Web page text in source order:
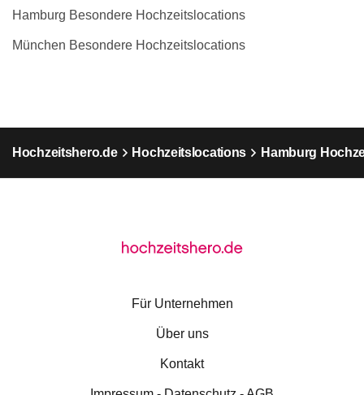
Hamburg Besondere Hochzeitslocations
München Besondere Hochzeitslocations
Hochzeitshero.de Hochzeitslocations Hamburg
Für Unternehmen
Über uns
Kontakt